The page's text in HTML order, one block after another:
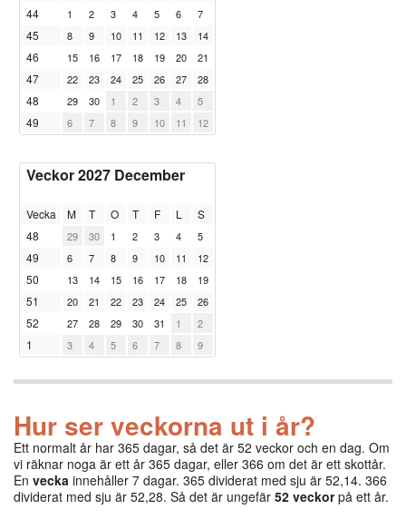
44
1 2 3 4 5 6 7
45 8 9 10 11 12 13 14
46 15 16 17 18 19 20 21
47 22 23 24 25 26 27 28
48 29 30 1 2 3 4 5
49 6 7 8 9 10 11 12
Veckor 2027 December
Vecka M T O T F L
S
48
29 30 1 2 3 4 5
49 6 7 8 9 10 11 12
50 13 14 15 16 17 18 19
51 20 21 22 23 24 25 26
52 27 28 29 30 31 1 2
1 3 4 5 6 7 8 9
Hur ser veckorna ut i år?
Ett normalt år har 365 dagar, så det är 52 veckor och en dag. Om
vi räknar noga är ett år 365 dagar, eller 366 om det är ett skottår.
En vecka innehåller 7 dagar. 365 dividerat med sju är 52,14. 366
dividerat med sju är 52,28. Så det är ungefär 52 veckorpå ett år.